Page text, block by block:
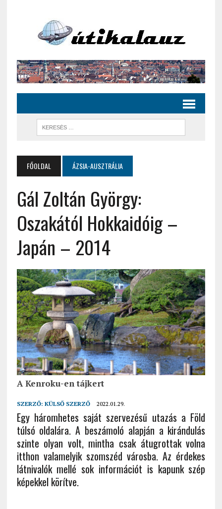
FŐOLDAL ÁZSIA-AUSZTRÁLIA
Gál Zoltán György:
Oszakától Hokkaidóig –
Japán – 2014
A Kenroku-en tájkert
SZERZŐ: KÜLSŐ SZERZŐ 2022.01.29.
Egy háromhetes saját szervezésű utazás a Föld
túlsó oldalára. A beszámoló alapján a kirándulás
szinte olyan volt, mintha csak átugrottak volna
itthon valamelyik szomszéd városba. Az érdekes
látnivalók mellé sok információt is kapunk szép
képekkel körítve.